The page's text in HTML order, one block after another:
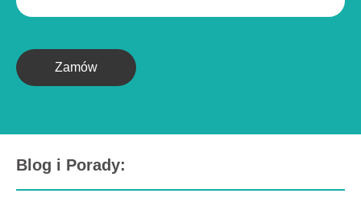
Zamów
Blog i Porady: